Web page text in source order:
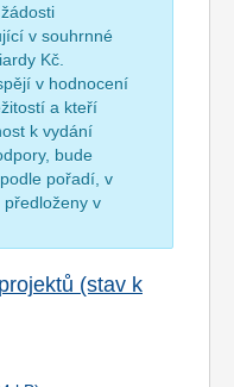
v souhrnné
Kč.
v hodnocení
a kteří
k vydání
bude
pořadí, v
předloženy v
(stav k